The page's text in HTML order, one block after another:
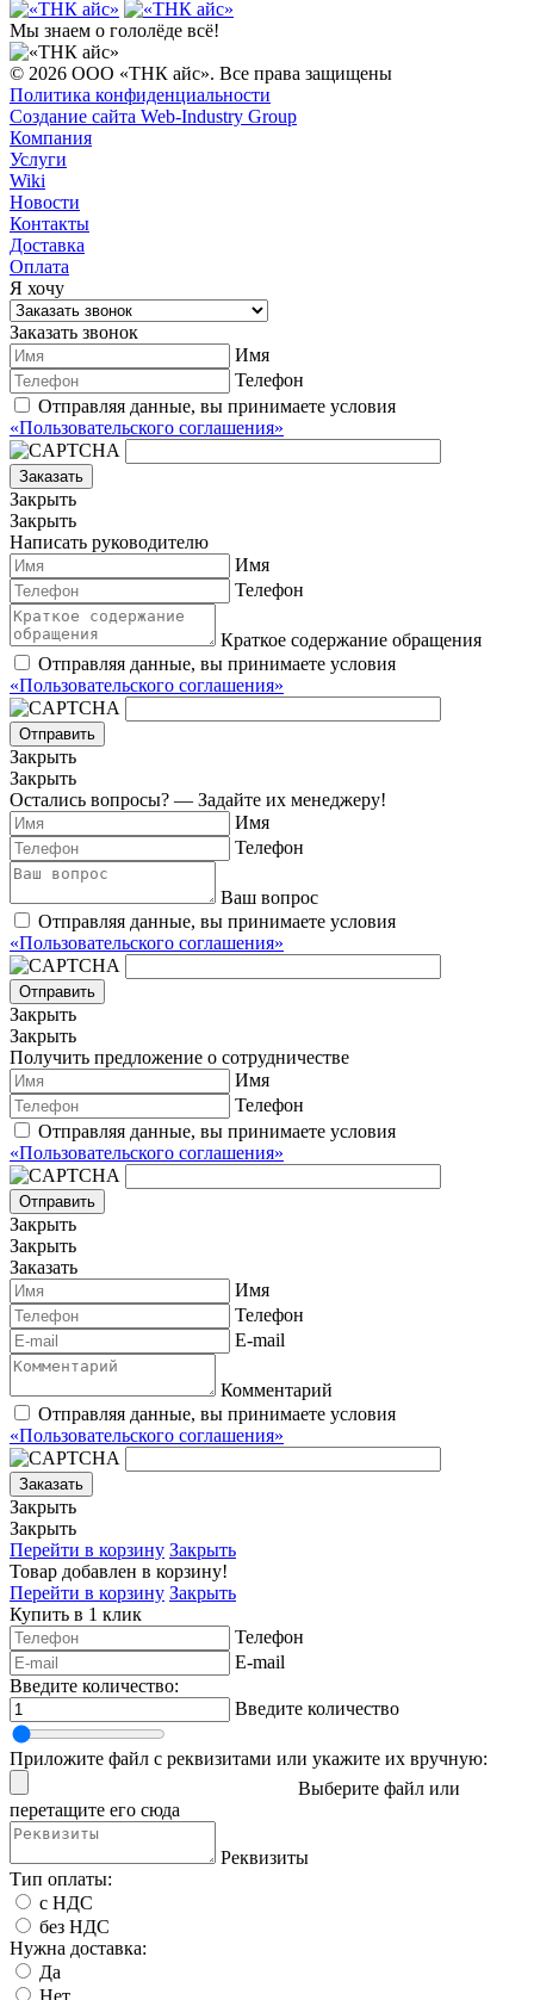
Мы знаем о гололёде всё!
© 2026 ООО «ТНК айс». Все права защищены
Политика конфиденциальности
Cоздание сайта Web-Industry Group
Компания
Услуги
Wiki
Новости
Контакты
Доставка
Оплата
Я хочу
Заказать звонок
Имя
Телефон
Отправляя данные, вы принимаете условия
«Пользовательского соглашения»
Заказать
Закрыть
Закрыть
Написать руководителю
Имя
Телефон
Краткое содержание обращения
Отправляя данные, вы принимаете условия
«Пользовательского соглашения»
Отправить
Закрыть
Закрыть
Остались вопросы? — Задайте их менеджеру!
Имя
Телефон
Ваш вопрос
Отправляя данные, вы принимаете условия
«Пользовательского соглашения»
Отправить
Закрыть
Закрыть
Получить предложение о сотрудничестве
Имя
Телефон
Отправляя данные, вы принимаете условия
«Пользовательского соглашения»
Отправить
Закрыть
Закрыть
Заказать
Имя
Телефон
E-mail
Комментарий
Отправляя данные, вы принимаете условия
«Пользовательского соглашения»
Заказать
Закрыть
Закрыть
Перейти в корзину Закрыть
Товар добавлен в корзину!
Перейти в корзину Закрыть
Купить в 1 клик
Телефон
E-mail
Введите количество:
Введите количество
Приложите файл с реквизитами или укажите их вручную:
Выберите файл или
перетащите его сюда
Реквизиты
Тип оплаты:
с НДС
без НДС
Нужна доставка:
Да